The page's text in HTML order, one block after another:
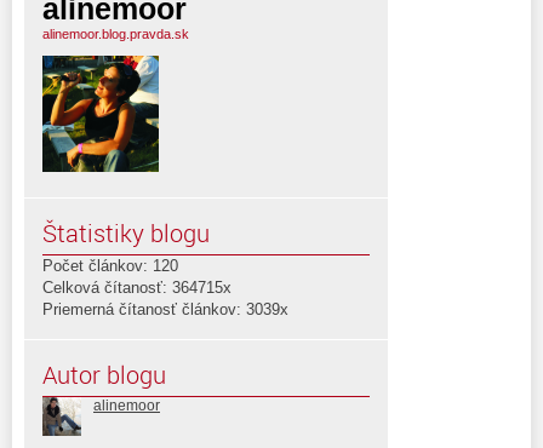
alinemoor
alinemoor.blog.pravda.sk
Štatistiky blogu
Počet článkov: 120
Celková čítanosť: 364715x
Priemerná čítanosť článkov: 3039x
Autor blogu
alinemoor